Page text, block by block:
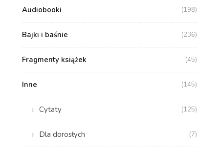
Audiobooki (198)
Bajki i baśnie (236)
Fragmenty książek (45)
Inne (145)
Cytaty (125)
Dla dorosłych (7)